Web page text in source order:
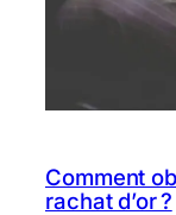
Comment
rachat d’or ?